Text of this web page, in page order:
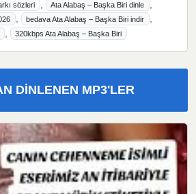
sözleri Ata Alabaş – Başka Biri dinle
bedava Ata Alabaş – Başka Biri indir
320kbps Ata Alabaş – Başka Biri
DINLENEN MP3'LER